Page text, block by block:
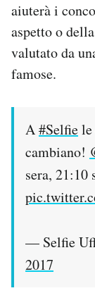
aiuterà i
aspetto o
valutato da
famose.
A#Selfiele
cambiano!
sera, 21:10
— Selfie
2017